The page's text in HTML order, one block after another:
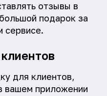
отзывы в
подарок за
сервисе.
для клиентов,
вашем приложении